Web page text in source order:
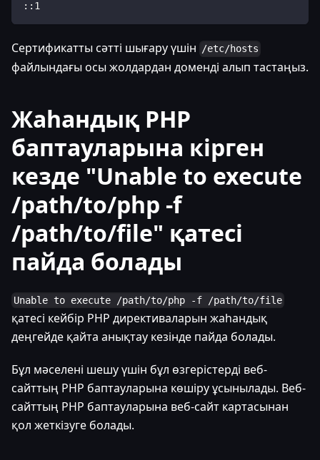
::1
Сертификатты сәтті шығару үшін /etc/hosts
файлындағы осы жолдардан доменді алып тастаңыз.
Жаһандық PHP
баптауларына кірген
кезде "Unable to execute
/path/to/php -f
/path/to/file" қатесі
пайда болады
Unable to execute /path/to/php -f /path/to/file
қатесі кейбір PHP директиваларын жаһандық
деңгейде қайта анықтау кезінде пайда болады.
Бұл мәселені шешу үшін бұл өзгерістерді веб-
сайттың PHP баптауларына көшіру ұсынылады. Веб-
сайттың PHP баптауларына веб-сайт картасынан
қол жеткізуге болады.